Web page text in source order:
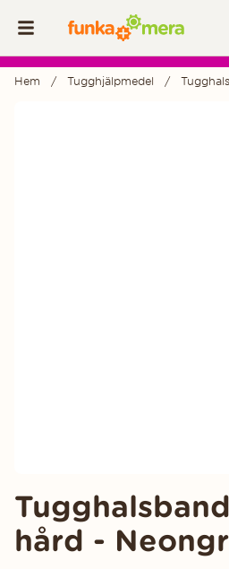
Hem Tugghjälpmedel
hård -